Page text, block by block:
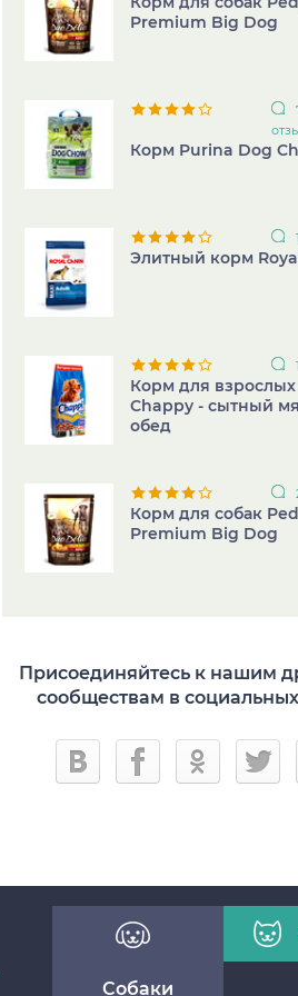
Premium Big Dog
Корм Purina Dog
Элитный корм
Корм для взрослых
Chappy - сытный
обед
Корм для собак
Premium Big Dog
Присоединяйтесь к нашим
сообществам в социальных
Собаки